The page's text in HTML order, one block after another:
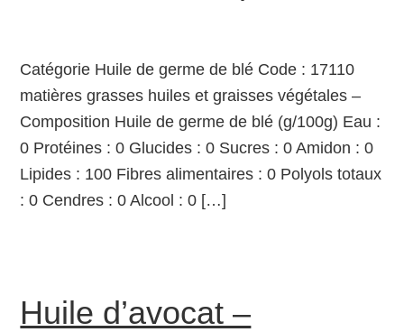
Catégorie Huile de germe de blé Code : 17110
matières grasses huiles et graisses végétales –
Composition Huile de germe de blé (g/100g) Eau :
0 Protéines : 0 Glucides : 0 Sucres : 0 Amidon : 0
Lipides : 100 Fibres alimentaires : 0 Polyols totaux
: 0 Cendres : 0 Alcool : 0 […]
Huile d’avocat –